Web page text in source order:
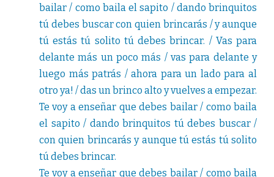
bailar / como baila el sapito / dando brinquitos
tú debes buscar con quien brincarás / y aunque
tú estás tú solito tú debes brincar. / Vas para
delante más un poco más / vas para delante y
luego más patrás / ahora para un lado para al
otro ya! / das un brinco alto y vuelves a empezar.
Te voy a enseñar que debes bailar / como baila
el sapito / dando brinquitos tú debes buscar /
con quien brincarás y aunque tú estás tú solito
tú debes brincar.
Te voy a enseñar que debes bailar / como baila